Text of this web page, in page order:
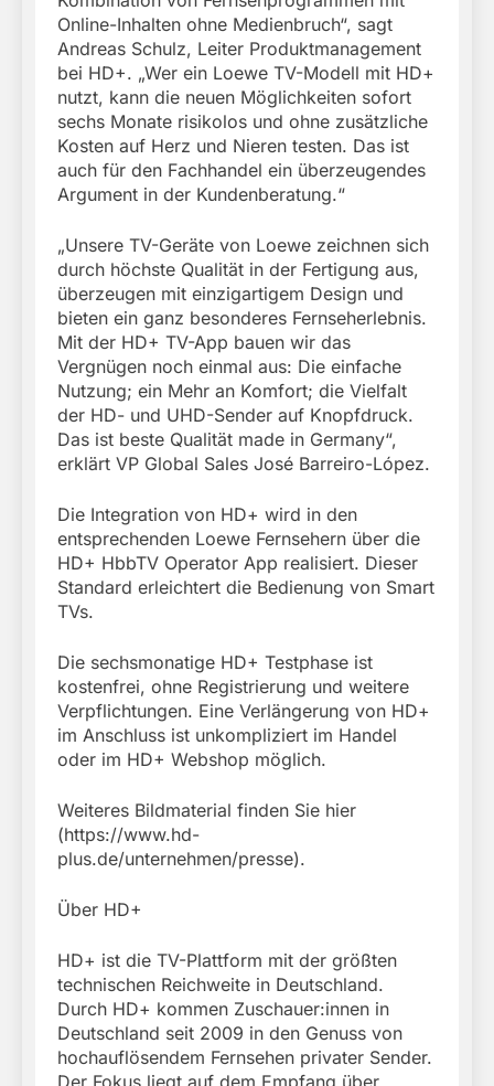
Online-Inhalten ohne Medienbruch“, sagt
Andreas Schulz, Leiter Produktmanagement
bei HD+. „Wer ein Loewe TV-Modell mit HD+
nutzt, kann die neuen Möglichkeiten sofort
sechs Monate risikolos und ohne zusätzliche
Kosten auf Herz und Nieren testen. Das ist
auch für den Fachhandel ein überzeugendes
Argument in der Kundenberatung.“
„Unsere TV-Geräte von Loewe zeichnen sich
durch höchste Qualität in der Fertigung aus,
überzeugen mit einzigartigem Design und
bieten ein ganz besonderes Fernseherlebnis.
Mit der HD+ TV-App bauen wir das
Vergnügen noch einmal aus: Die einfache
Nutzung; ein Mehr an Komfort; die Vielfalt
der HD- und UHD-Sender auf Knopfdruck.
Das ist beste Qualität made in Germany“,
erklärt VP Global Sales José Barreiro-López.
Die Integration von HD+ wird in den
entsprechenden Loewe Fernsehern über die
HD+ HbbTV Operator App realisiert. Dieser
Standard erleichtert die Bedienung von Smart
TVs.
Die sechsmonatige HD+ Testphase ist
kostenfrei, ohne Registrierung und weitere
Verpflichtungen. Eine Verlängerung von HD+
im Anschluss ist unkompliziert im Handel
oder im HD+ Webshop möglich.
Weiteres Bildmaterial finden Sie hier
(https://www.hd-
plus.de/unternehmen/presse).
Über HD+
HD+ ist die TV-Plattform mit der größten
technischen Reichweite in Deutschland.
Durch HD+ kommen Zuschauer:innen in
Deutschland seit 2009 in den Genuss von
hochauflösendem Fernsehen privater Sender.
Der Fokus liegt auf dem Empfang über